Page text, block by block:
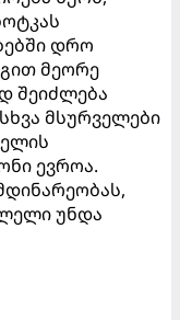
დრო
მეორე
შეიძლება
მსურველები
ევროა.
უნდა